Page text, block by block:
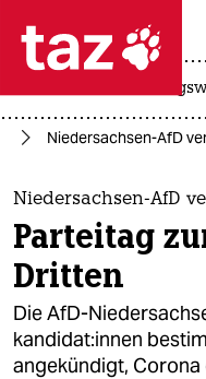
 taz
themen
politik
öko
gesellschaft
Niedersachsen-AfD
Niedersachsen-AfD
Parteitag
Dritten
Die AfD-
kan­di­da­t:in­nen
angekündigt,